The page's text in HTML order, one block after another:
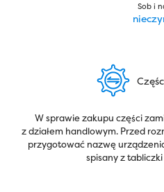
Sob i
W sprawie zakupu części
z działem handlowym. Przed
przygotować nazwę
spisany z